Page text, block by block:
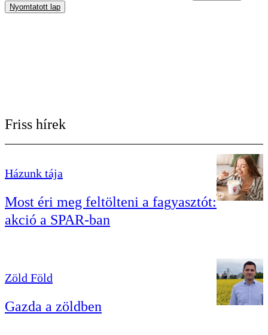
Nyomtatott lap
Friss hírek
Házunk tája
Most éri meg feltölteni a fagyasztót:
akció a SPAR-ban
Zöld Föld
Gazda a zöldben